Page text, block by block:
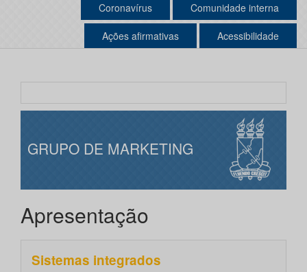
Coronavírus Comunidade interna
Ações afirmativas Acessibilidade
GRUPO DE MARKETING
Apresentação
Sistemas integrados